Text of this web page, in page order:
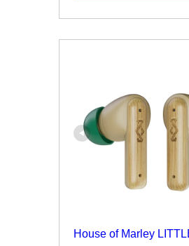
House of Marley